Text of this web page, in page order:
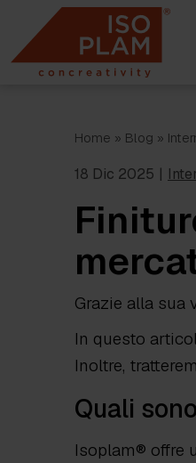
content
Home » Blog »
18 Dic 2025 |
Grazie alla sua
In questo
Inoltre,
Quali
Isoplam® offre